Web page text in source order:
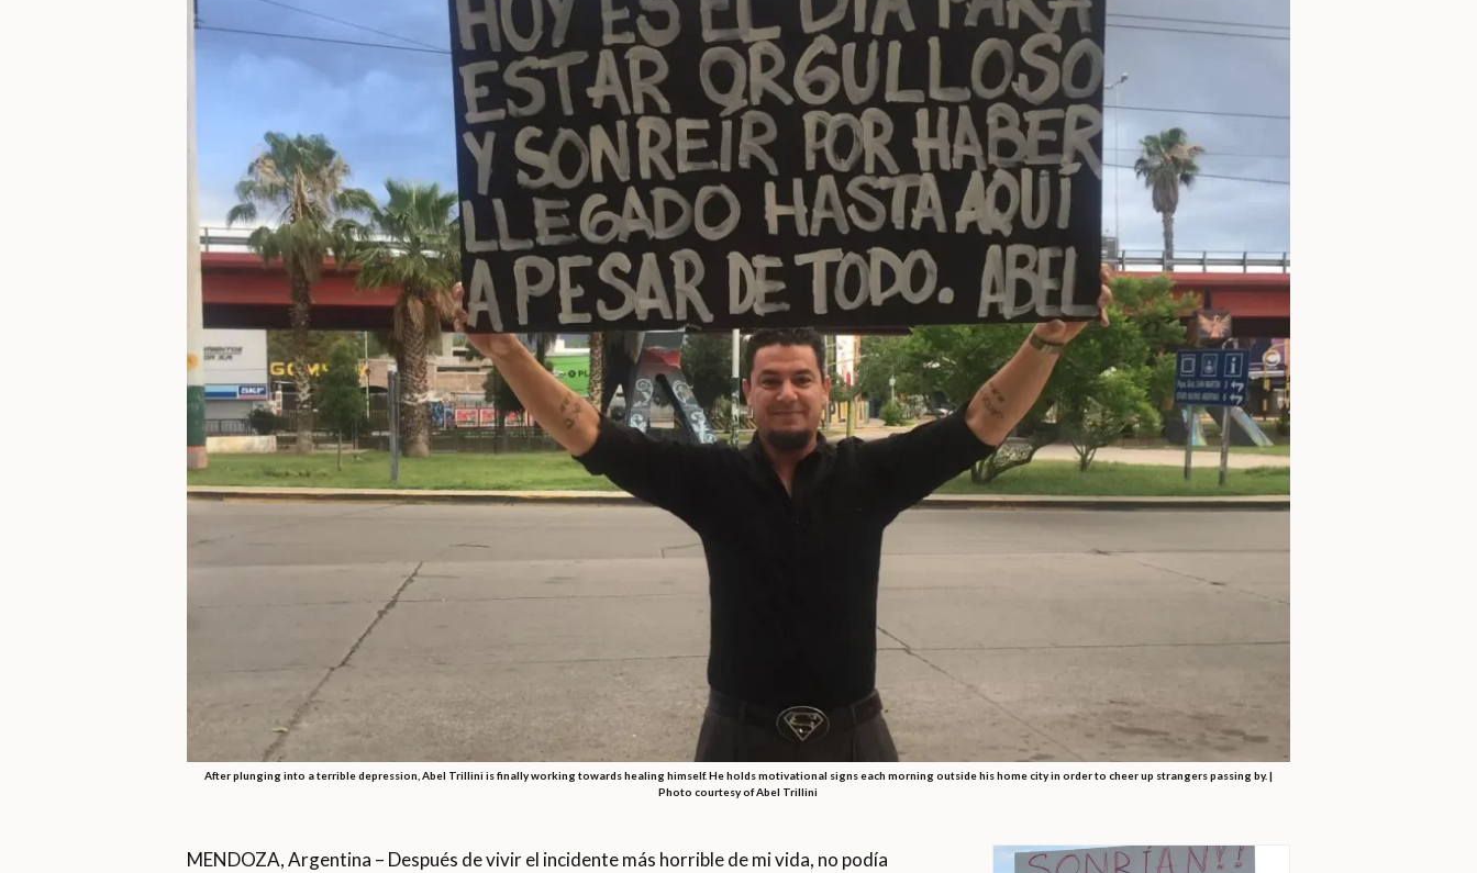
After plunging into a terrible depression, Abel Trillini is finally working towards healing himself. He holds motivational signs each morning outside his home city in order to cheer up strangers passing by. |
Photo courtesy of Abel Trillini
MENDOZA, Argentina – Después de vivir el incidente más horrible de mi vida, no podía